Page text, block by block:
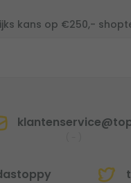
kans op €250,-